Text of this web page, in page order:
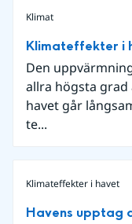
Klimat
Klimateffekter i
Den
allra högsta grad
havet går
te...
Klimateffekter i havet
Havens upptag